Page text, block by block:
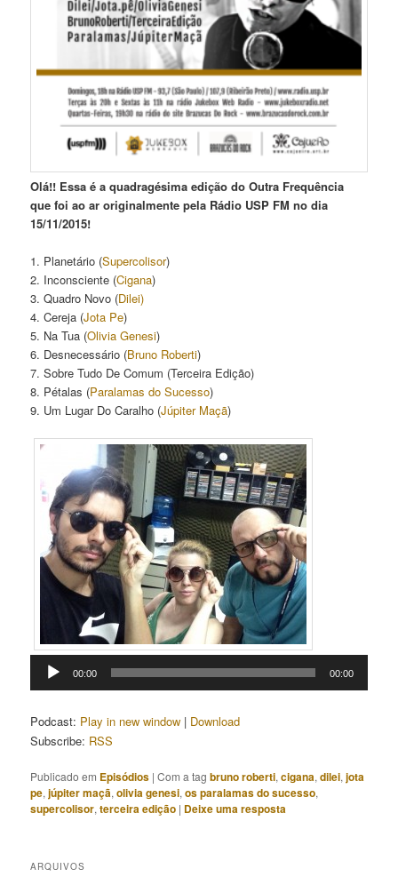
Olá!! Essa é a quadragésima edição do Outra Frequência
que foi ao ar originalmente pela Rádio USP FM no dia
15/11/2015!
1. Planetário (Supercolisor)
2. Inconsciente (Cigana)
3. Quadro Novo (Dilei)
4. Cereja (Jota Pe)
5. Na Tua (Olivia Genesi)
6. Desnecessário (Bruno Roberti)
7. Sobre Tudo De Comum (Terceira Edição)
8. Pétalas (Paralamas do Sucesso)
9. Um Lugar Do Caralho (Júpiter Maçã)
Tocador
00:00 00:00
Podcast: Play in new window | Download
Subscribe: RSS
Publicado em Episódios |Com a tagbruno roberti,cigana,dilei,jota
pe,júpiter maçã,olivia genesi,os paralamas do sucesso,
supercolisor,terceira edição | Deixe uma resposta
ARQUIVOS